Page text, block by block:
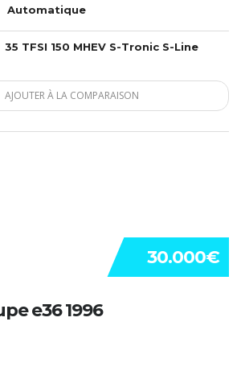
Automatique
35 TFSI 150 MHEV S-Tronic S-Line
AJOUTER À LA COMPARAISON
30.000€
e36 1996